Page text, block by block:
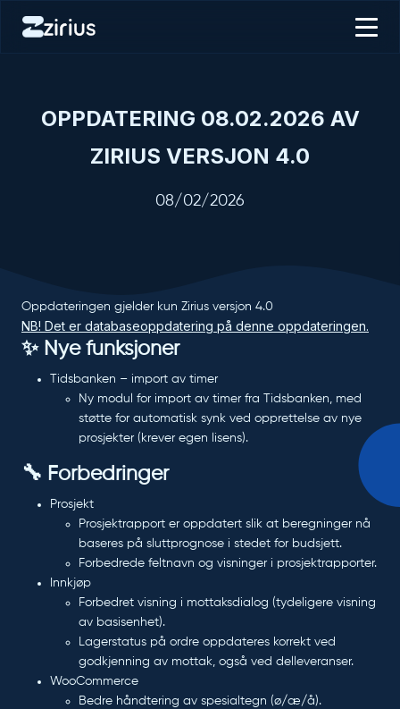
OPPDATERING 08.02.2026 AV
ZIRIUS VERSJON 4.0
08/02/2026
Oppdateringen gjelder kun Zirius versjon 4.0
NB! Det er databaseoppdatering på denne oppdateringen.
✨ Nye funksjoner
Tidsbanken – import av timer
Ny modul for import av timer fra Tidsbanken, med
støtte for automatisk synk ved opprettelse av nye
prosjekter (krever egen lisens).
🔧 Forbedringer
Prosjekt
Prosjektrapport er oppdatert slik at beregninger nå
baseres på sluttprognose i stedet for budsjett.
Forbedrede feltnavn og visninger i prosjektrapporter.
Innkjøp
Forbedret visning i mottaksdialog (tydeligere visning
av basisenhet).
Lagerstatus på ordre oppdateres korrekt ved
godkjenning av mottak, også ved delleveranser.
WooCommerce
Bedre håndtering av spesialtegn (ø/æ/å).